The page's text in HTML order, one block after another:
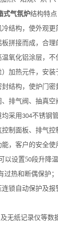
式气氛炉结构特点
结构，使外观更
拼接而成，合理
氧化铝涂层，不
加热元件，安装
结构，使炉门密
排气阀、抽真空
采用304不锈钢
制面板、排气控
，客户的安全使
以设置50段升降
过热和断偶保护 ；
锁自动保护及报
及无纸记录仪等数